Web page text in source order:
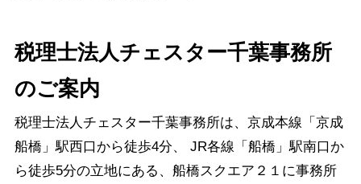
税理士法人チェスター千葉事務所
のご案内
税理士法人チェスター千葉事務所は、京成本線「京成
船橋」駅西口から徒歩4分、 JR各線「船橋」駅南口 か
ら徒歩5分の立地にある、船橋スクエア２１に事務所